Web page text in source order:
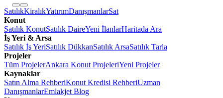
SatılıkKiralıkYatırımDanışmanlarSat
Konut
Satılık KonutSatılık DaireYeni İlanlarHaritada Ara
İş Yeri & Arsa
Satılık İş YeriSatılık DükkanSatılık ArsaSatılık Tarla
Projeler
Tüm ProjelerAnkara Konut ProjeleriYeni Projeler
Kaynaklar
Satın Alma RehberiKonut Kredisi RehberiUzman
DanışmanlarEmlakjet Blog